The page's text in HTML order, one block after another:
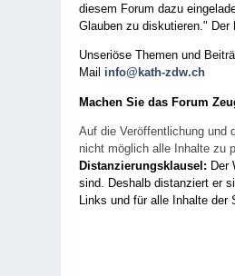
diesem Forum dazu
Glauben zu diskutieren."
Unseriöse Themen und
Mail info@kath-zdw.ch
Machen Sie das Forum
Auf die Veröffentlichung und
nicht möglich alle Inhalte zu
Distanzierungsklausel: Der
sind. Deshalb distanziert er
Links und für alle Inhalte der